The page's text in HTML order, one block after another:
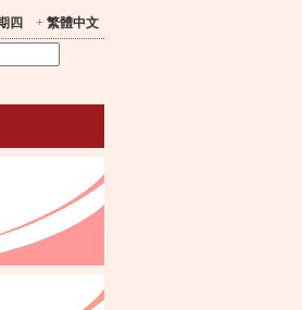
四 + 繁體中文